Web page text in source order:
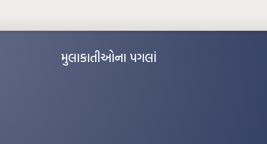
મુલાકાતીઓના પગલાં